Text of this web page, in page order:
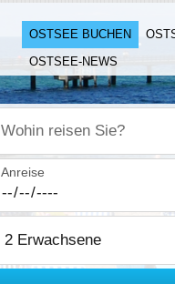
OSTSEE BUCHEN
OSTSEE-NEWS
Wohin reisen Sie?
Anreise